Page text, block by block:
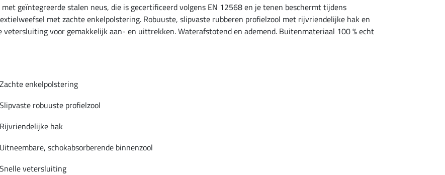
geïntegreerde stalen neus, die is gecertificeerd volgens EN 12568 en je tenen beschermt tijdens
met zachte enkelpolstering. Robuuste, slipvaste rubberen profielzool met rijvriendelijke hak en
vetersluiting voor gemakkelijk aan- en uittrekken. Waterafstotend en ademend. Buitenmateriaal 100 % echt
Zachte enkelpolstering
Slipvaste robuuste profielzool
Rijvriendelijke hak
Uitneembare, schokabsorberende binnenzool
Snelle vetersluiting